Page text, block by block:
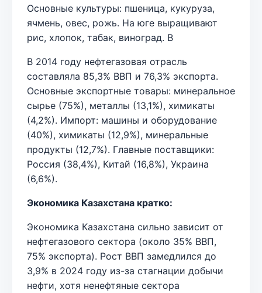
Основные культуры: пшеница, кукуруза,
ячмень, овес, рожь. На юге выращивают
рис, хлопок, табак, виноград. В
В 2014 году нефтегазовая отрасль
составляла 85,3% ВВП и 76,3% экспорта.
Основные экспортные товары: минеральное
сырье (75%), металлы (13,1%), химикаты
(4,2%). Импорт: машины и оборудование
(40%), химикаты (12,9%), минеральные
продукты (12,7%). Главные поставщики:
Россия (38,4%), Китай (16,8%), Украина
(6,6%).
Экономика Казахстана кратко:
Экономика Казахстана сильно зависит от
нефтегазового сектора (около 35% ВВП,
75% экспорта). Рост ВВП замедлился до
3,9% в 2024 году из-за стагнации добычи
нефти, хотя ненефтяные сектора